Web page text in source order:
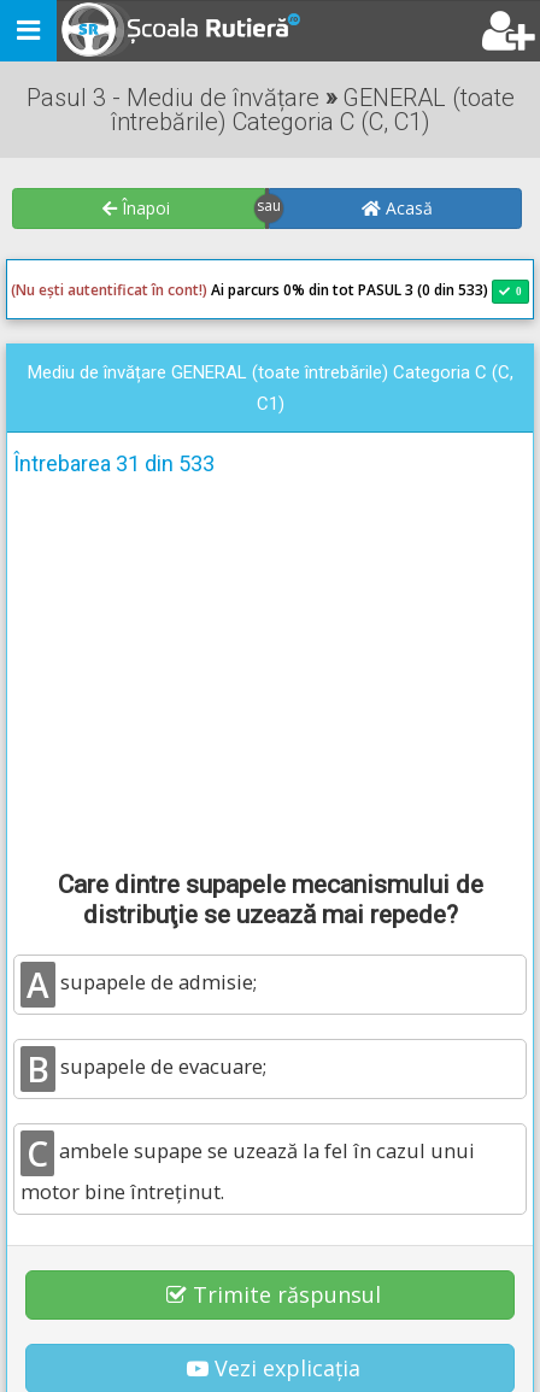
Toggle
navigation
Pasul 3 - Mediu de învățare »GENERAL (toate
întrebările) Categoria C (C, C1)
Înapoi Acasă
(Nu ești autentificat în cont!) Ai parcurs 0% din tot PASUL 3 (0 din 533) 0
Mediu de învățare GENERAL (toate întrebările) Categoria C (C,
C1)
Întrebarea 31 din 533
Care dintre supapele mecanismului de
distribuţie se uzează mai repede?
A supapele de admisie;
B supapele de evacuare;
C ambele supape se uzează la fel în cazul unui
motor bine întreţinut.
Trimite răspunsul
Vezi explicația